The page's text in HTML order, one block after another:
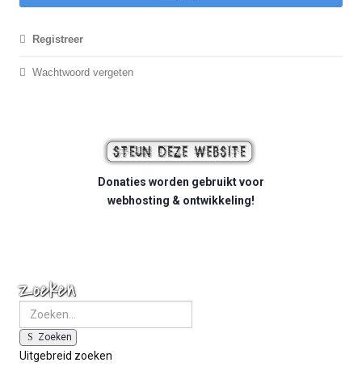
Registreer
Wachtwoord vergeten
Donaties worden gebruikt voor
webhosting & ontwikkeling!
Zoeken
Zoeken
Uitgebreid zoeken